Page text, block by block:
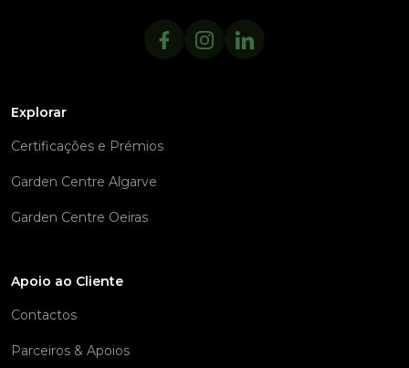
Explorar
Certificações e Prémios
Garden Centre Algarve
Garden Centre Oeiras
Apoio ao Cliente
Contactos
Parceiros & Apoios